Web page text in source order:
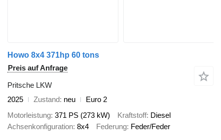
Howo 8x4 371hp 60 tons
Preis auf Anfrage
Pritsche LKW
2025
Zustand neu
Euro 2
Motorleistung 371 PS (273 kW) Kraftstoff Diesel
Achsenkonfiguration 8x4 Federung Feder/Feder